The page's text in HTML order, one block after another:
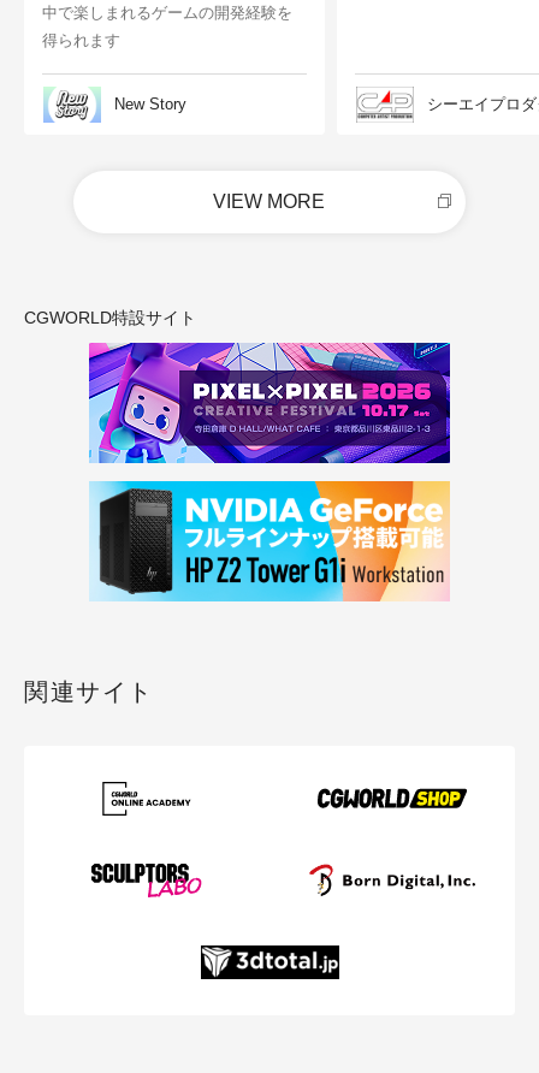
中で楽しまれるゲームの開発経験を
得られます
New Story シーエイプロ
VIEW MORE
CGWORLD特設サイト
関連サイト